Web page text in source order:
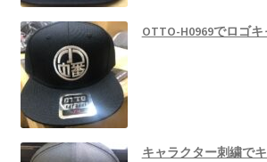
OTTO-H0969でロゴ
キャラクター刺繍で